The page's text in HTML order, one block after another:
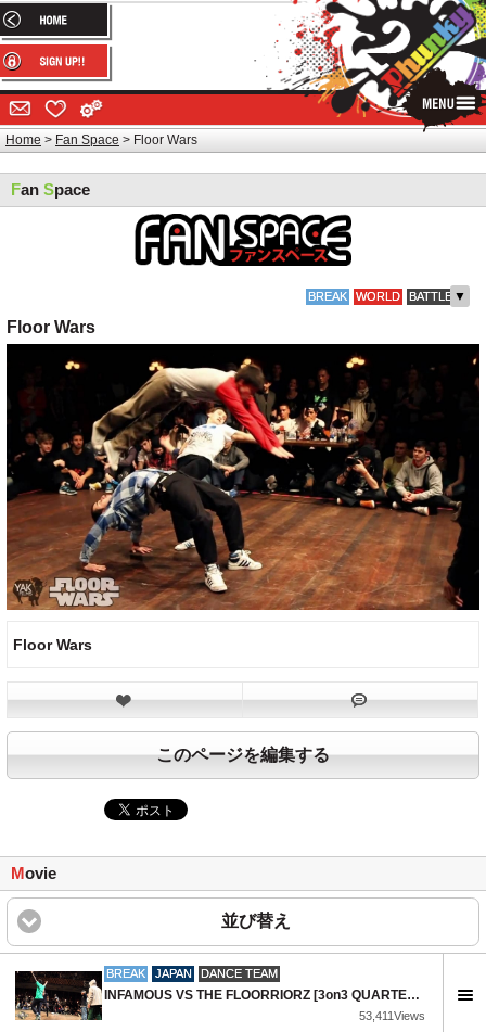
Home Fan Space Floor Wars
Fan Space
BREAK WORLD BATTLE ▼
Floor Wars
Floor Wars
このページを編集する
Movie
並び替え
BREAK JAPAN DANCE TEAM
INFAMOUS VS THE FLOORRIORZ [3on3 QUARTER-FINAL] ▶ FLOOR WARS 2016 ◀ ⓒ .BBoy World | Denmark
53,411Views